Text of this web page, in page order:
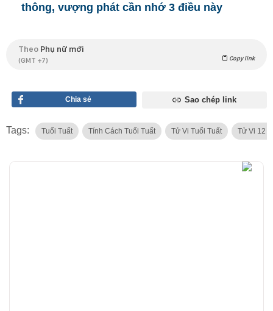
thông, vượng phát cần nhớ 3 điều này
Theo Phụ nữ mới
(GMT +7) Copy link
Chia sẻ Sao chép link
Tags: Tuổi Tuất Tính Cách Tuổi Tuất Tử Vi Tuổi Tuất Tử Vi 12